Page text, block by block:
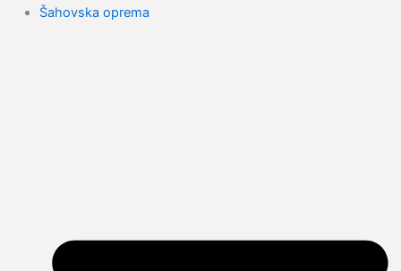
Šahovska oprema